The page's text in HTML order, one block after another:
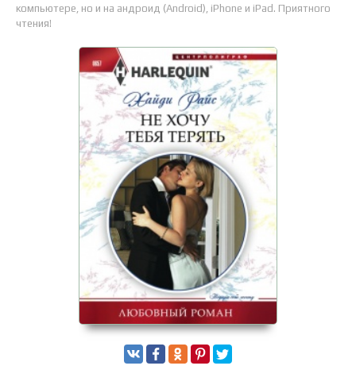
компьютере, но и на андроид (Android), iPhone и iPad. Приятного
чтения!